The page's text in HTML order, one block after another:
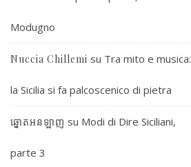
Modugno
Nuccia Chillemi su Tra mito e musica:
la Sicilia si fa palcoscenico di pietra
ឆ្នោតអនឡាញ su Modi di Dire Siciliani,
parte 3